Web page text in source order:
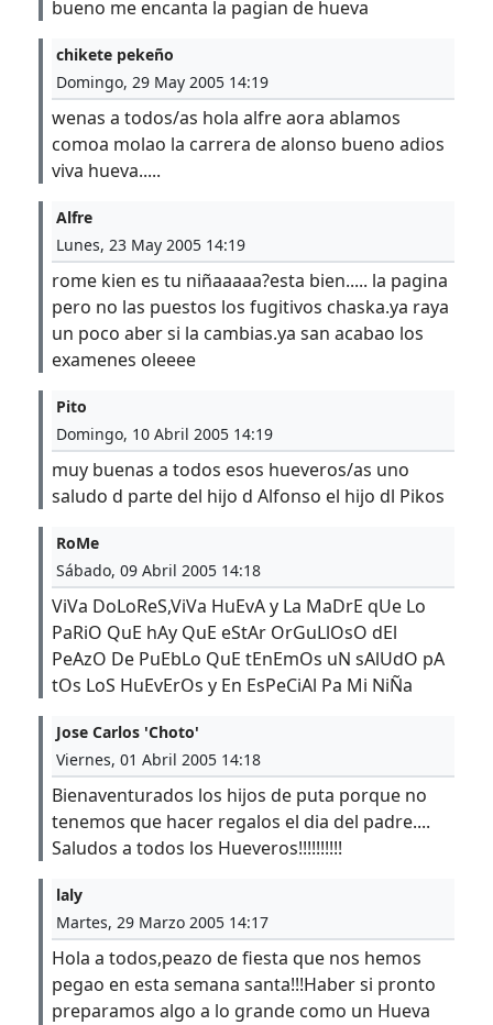
bueno me encanta la pagian de hueva
chikete pekeño
Domingo, 29 May 2005 14:19
wenas a todos/as hola alfre aora ablamos
comoa molao la carrera de alonso bueno adios
viva hueva.....
Alfre
Lunes, 23 May 2005 14:19
rome kien es tu niñaaaaa?esta bien..... la pagina
pero no las puestos los fugitivos chaska.ya raya
un poco aber si la cambias.ya san acabao los
examenes oleeee
Pito
Domingo, 10 Abril 2005 14:19
muy buenas a todos esos hueveros/as uno
saludo d parte del hijo d Alfonso el hijo dl Pikos
RoMe
Sábado, 09 Abril 2005 14:18
ViVa DoLoReS,ViVa HuEvA y La MaDrE qUe Lo
PaRiO QuE hAy QuE eStAr OrGuLlOsO dEl
PeAzO De PuEbLo QuE tEnEmOs uN sAlUdO pA
tOs LoS HuEvErOs y En EsPeCiAl Pa Mi NiÑa
Jose Carlos 'Choto'
Viernes, 01 Abril 2005 14:18
Bienaventurados los hijos de puta porque no
tenemos que hacer regalos el dia del padre....
Saludos a todos los Hueveros!!!!!!!!!!
laly
Martes, 29 Marzo 2005 14:17
Hola a todos,peazo de fiesta que nos hemos
pegao en esta semana santa!!!Haber si pronto
preparamos algo a lo grande como un Hueva